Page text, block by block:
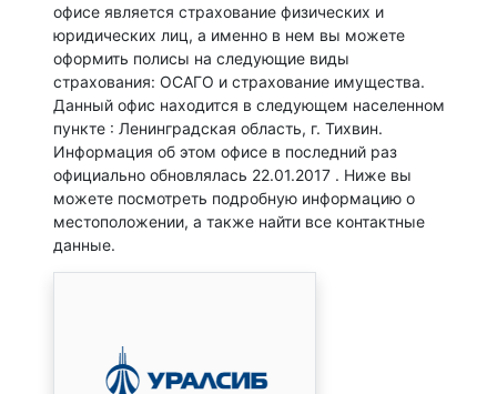
офисе является страхование физических и
юридических лиц, а именно в нем вы можете
оформить полисы на следующие виды
страхования: ОСАГО и страхование имущества.
Данный офис находится в следующем населенном
пункте : Ленинградская область, г. Тихвин.
Информация об этом офисе в последний раз
официально обновлялась 22.01.2017 . Ниже вы
можете посмотреть подробную информацию о
местоположении, а также найти все контактные
данные.